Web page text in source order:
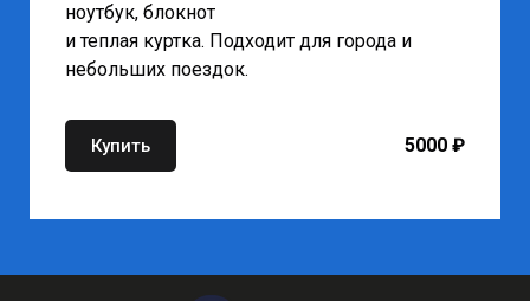
ноутбук, блокнот
и теплая куртка. Подходит для города и
небольших поездок.
Купить 5000 ₽